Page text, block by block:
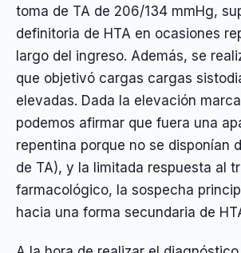
toma de TA de 206/134 mmHg,
definitoria de HTA en ocasiones
largo del ingreso. Además, se
que objetivó cargas cargas
elevadas. Dada la elevación
podemos afirmar que fuera una
repentina porque no se disponían
de TA), y la limitada respuesta al
farmacológico, la sospecha
hacia una forma secundaria de